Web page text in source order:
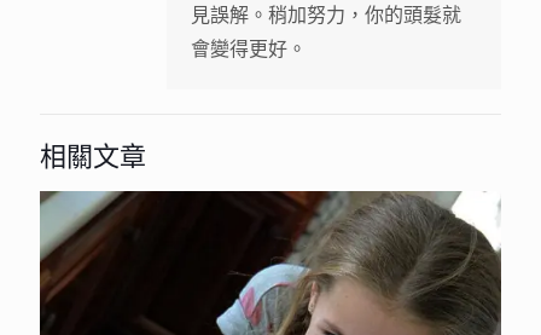
見誤解。稍加努力，你的頭髮就
會變得更好。
相關文章